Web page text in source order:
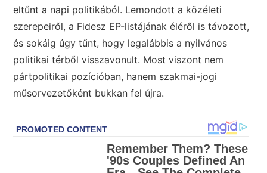
eltűnt a napi politikából. Lemondott a közéleti
szerepeiről, a Fidesz EP-listájának éléről is távozott,
és sokáig úgy tűnt, hogy legalábbis a nyilvános
politikai térből visszavonult. Most viszont nem
pártpolitikai pozícióban, hanem szakmai-jogi
műsorvezetőként bukkan fel újra.